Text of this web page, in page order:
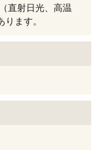
直射日光、高温
ます。